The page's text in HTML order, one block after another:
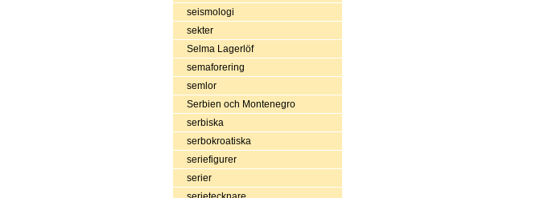
seismologi
sekter
Selma Lagerlöf
semaforering
semlor
Serbien och Montenegro
serbiska
serbokroatiska
seriefigurer
serier